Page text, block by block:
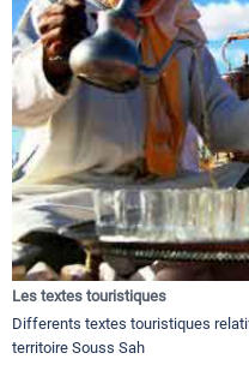
Les textes touristiques
Differents textes touristiques
territoire Souss Sah